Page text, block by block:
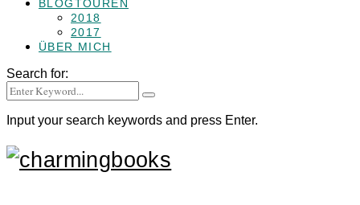
BLOGTOUREN
2018
2017
ÜBER MICH
Search for:
Input your search keywords and press Enter.